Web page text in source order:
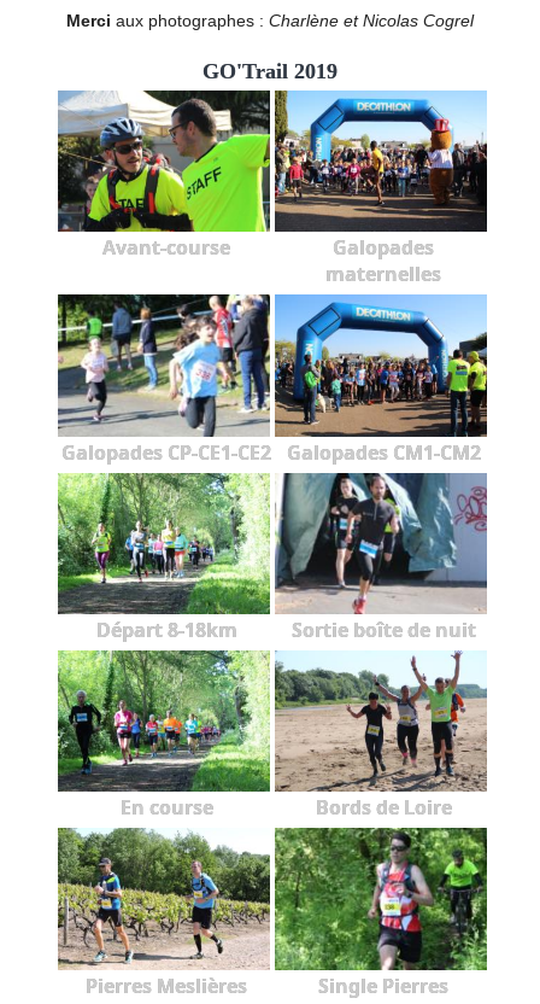
Merci aux photographes : Charlène et Nicolas Cogrel
GO'Trail 2019
Avant-course
Galopades
maternelles
Galopades CP-CE1-CE2 Galopades CM1-CM2
Départ 8-18km Sortie boîte de nuit
En course Bords de Loire
Pierres Meslières
Single Pierres